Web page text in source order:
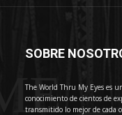
SOBRE
The World Thru My Eyes es
conocimiento de cientos de
transmitido lo mejor de cada